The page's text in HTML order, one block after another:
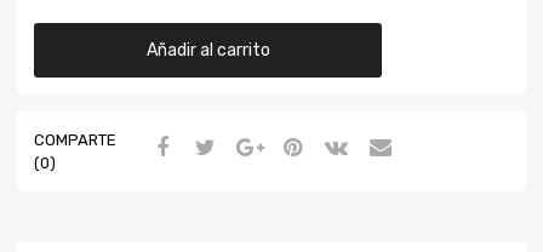
Añadir al carrito
COMPARTE
(0)